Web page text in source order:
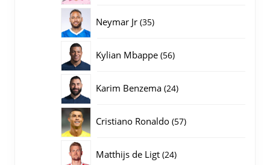
Neymar Jr 3535
Kylian Mbappe 5656
Karim Benzema 2424
Cristiano Ronaldo 5757
Matthijs de Ligt 2424